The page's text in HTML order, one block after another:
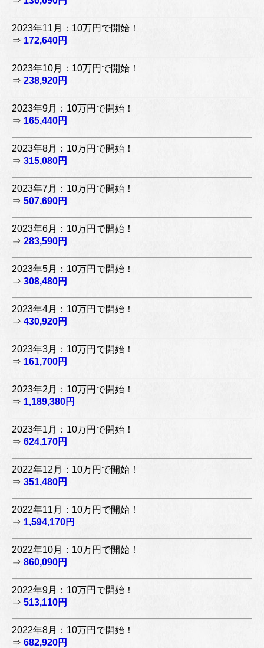
2023年11月：10万円で開始！
⇒ 172,640円
2023年10月：10万円で開始！
⇒ 238,920円
2023年9月：10万円で開始！
⇒ 165,440円
2023年8月：10万円で開始！
⇒ 315,080円
2023年7月：10万円で開始！
⇒ 507,690円
2023年6月：10万円で開始！
⇒ 283,590円
2023年5月：10万円で開始！
⇒ 308,480円
2023年4月：10万円で開始！
⇒ 430,920円
2023年3月：10万円で開始！
⇒ 161,700円
2023年2月：10万円で開始！
⇒ 1,189,380円
2023年1月：10万円で開始！
⇒ 624,170円
2022年12月：10万円で開始！
⇒ 351,480円
2022年11月：10万円で開始！
⇒ 1,594,170円
2022年10月：10万円で開始！
⇒ 860,090円
2022年9月：10万円で開始！
⇒ 513,110円
2022年8月：10万円で開始！
⇒ 682,920円